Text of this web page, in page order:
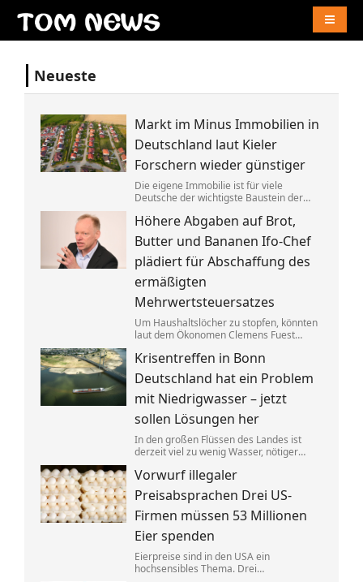
Neueste
Markt im Minus Immobilien in
Deutschland laut Kieler
Forschern wieder günstiger
Die eigene Immobilie ist für viele
Deutsche der wichtigste Baustein der
Inflation und Kaufkraft sind
Wohnimmobilien laut einer Studie heute
aber weniger wert als vor einem Jahr.
Höhere Abgaben auf Brot,
Butter und Bananen Ifo-Chef
plädiert für Abschaffung des
ermäßigten
Mehrwertsteuersatzes
Um Haushaltslöcher zu stopfen, könnten
laut dem Ökonomen Clemens Fuest
bezahlen. Bedürftige sollten dagegen an
anderer Stelle gezielt entlastet werden.
Krisentreffen in Bonn
Deutschland hat ein Problem
mit Niedrigwasser – jetzt
sollen Lösungen her
In den großen Flüssen des Landes ist
derzeit viel zu wenig Wasser, nötiger
Steffen Bilger lädt nun zum
Krisengespräch. Industrie- und
Schifffahrtsverbände haben vorab klare
Forderungen.
Vorwurf illegaler
Preisabsprachen Drei US-
Firmen müssen 53 Millionen
Eier spenden
Eierpreise sind in den USA ein
hochsensibles Thema. Drei